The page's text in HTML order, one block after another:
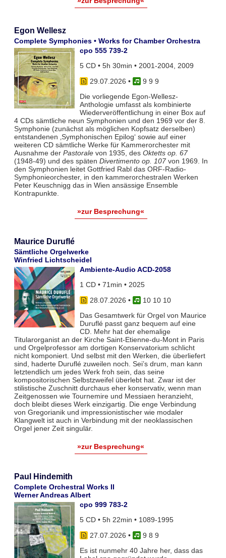
Egon Wellesz
Complete Symphonies • Works for Chamber Orchestra
cpo 555 739-2
5 CD • 5h 30min • 2001-2004, 2009
29.07.2026 •
9 9 9
Die vorliegende Egon-Wellesz-
Anthologie umfasst als kombinierte
Wiederveröffentlichung in einer Box auf
4 CDs sämtliche neun Symphonien und den 1969 vor der 8.
Symphonie (zunächst als möglichen Kopfsatz derselben)
entstandenen ‚Symphonischen Epilog‘ sowie auf einer
weiteren CD sämtliche Werke für Kammerorchester mit
Ausnahme der Pastoralevon 1935, des Oktetts op. 67
(1948-49) und des späten Divertimento op. 107von 1969. In
den Symphonien leitet Gottfried Rabl das ORF-Radio-
Symphonieorchester, in den kammerorchestralen Werken
Peter Keuschnigg das in Wien ansässige Ensemble
Kontrapunkte.
»zur Besprechung«
Maurice Duruflé
Sämtliche Orgelwerke
Winfried Lichtscheidel
Ambiente-Audio ACD-2058
1 CD • 71min • 2025
28.07.2026 •
10 10 10
Das Gesamtwerk für Orgel von Maurice
Duruflé passt ganz bequem auf eine
CD. Mehr hat der ehemalige
Titularorganist an der Kirche Saint-Etienne-du-Mont in Paris
und Orgelprofessor am dortigen Konservatorium schlicht
nicht komponiert. Und selbst mit den Werken, die überliefert
sind, haderte Duruflé zuweilen noch. Sei’s drum, man kann
letztendlich um jedes Werk froh sein, das seine
kompositorischen Selbstzweifel überlebt hat. Zwar ist der
stilistische Zuschnitt durchaus eher konservativ, wenn man
Zeitgenossen wie Tournemire und Messiaen heranzieht,
doch bleibt dieses Werk einzigartig. Die enge Verbindung
von Gregorianik und impressionistischer wie modaler
Klangwelt ist auch in Verbindung mit der neoklassischen
Orgel jener Zeit singulär.
»zur Besprechung«
Paul Hindemith
Complete Orchestral Works II
Werner Andreas Albert
cpo 999 783-2
5 CD • 5h 22min • 1089-1995
27.07.2026 •
9 8 9
Es ist nunmehr 40 Jahre her, dass das